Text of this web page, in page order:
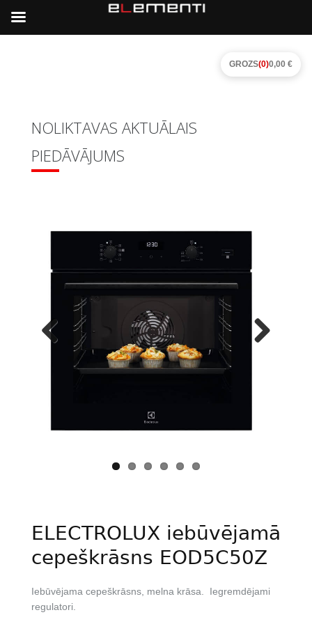
NOLIKTAVAS AKTUĀLAIS
PIEDĀVĀJUMS
Previous
ELECTROLUX iebūvējamā
cepeškrāsns EOD5C50Z
Iebūvējama cepeškrāsns, melna krāsa. Iegremdējami
regulatori.
GROZS(0)0,00 €